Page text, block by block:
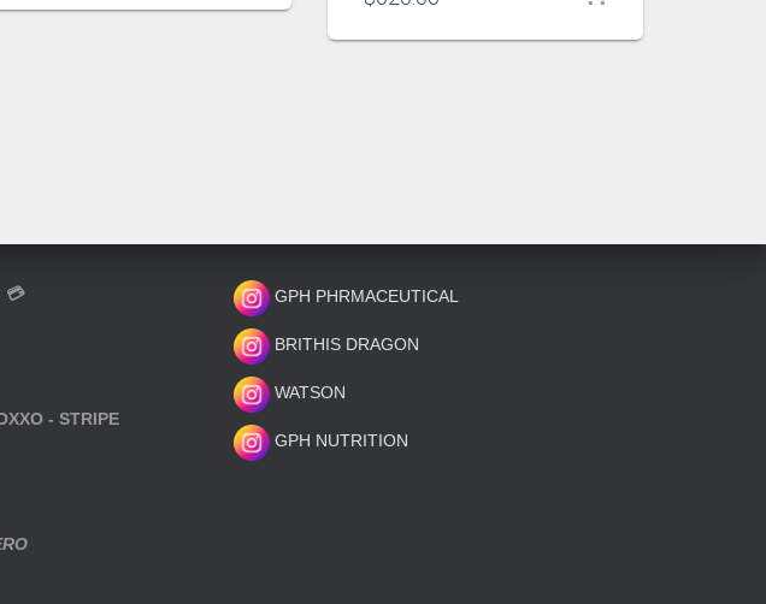
💳
- STRIPE
GPH PHRMACEUTICAL
BRITHIS DRAGON
WATSON
GPH NUTRITION